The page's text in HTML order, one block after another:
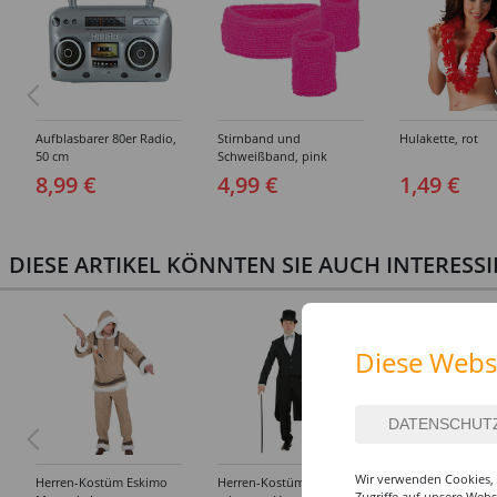
Aufblasbarer 80er Radio,
50 cm
8,99 €
Stirnband und
Schweißband, pink
4,99 €
Hulakette, rot
1,49 €
DIESE ARTIKEL KÖNNTEN SIE AUCH
Herren-Kostüm Eskimo
Herren-Kostüm Frack,
Damen-Kostüm
Diese
Wir verwenden